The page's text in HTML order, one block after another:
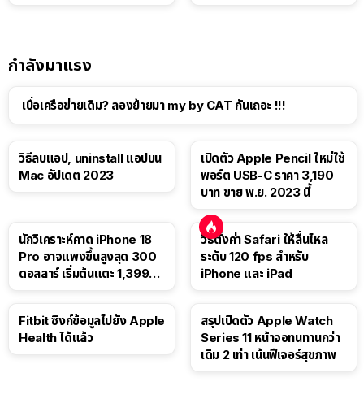
กำลังมาแรง
เบื่อเครือข่ายเดิม? ลองย้ายมา my by CAT กันเถอะ !!!
วิธีลบแอป, uninstall แอปบน
Mac อัปเดต 2023
เปิดตัว Apple Pencil ใหม่ใช้
พอร์ต USB-C ราคา 3,190
บาท ขาย พ.ย. 2023 นี้
นักวิเคราะห์คาด iPhone 18
Pro อาจแพงขึ้นสูงสุด 300
ดอลลาร์ เริ่มต้นแตะ 1,399
วิธีตั้งค่า Safari ให้ลื่นไหล
ระดับ 120 fps สำหรับ
iPhone และ iPad
Fitbit ซิงก์ข้อมูลไปยัง Apple
Health ได้แล้ว
สรุปเปิดตัว Apple Watch
Series 11 หน้าจอทนทานกว่า
เดิม 2 เท่า เน้นฟีเจอร์สุขภาพ